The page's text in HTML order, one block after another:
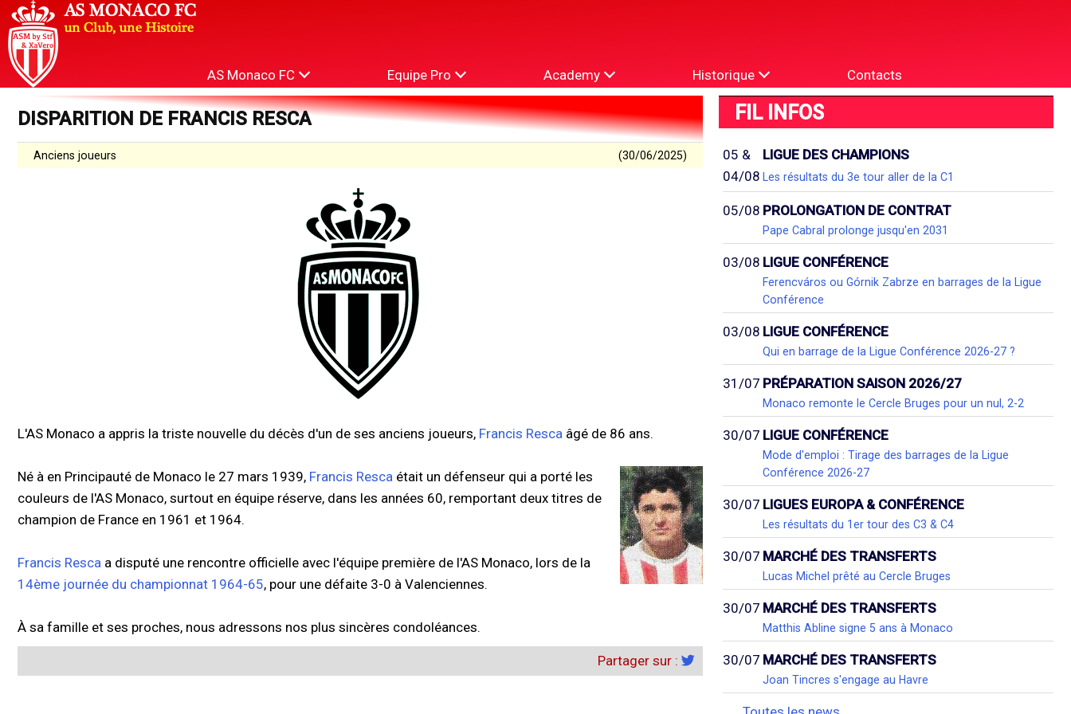
AS Monaco FC Equipe Pro Academy Historique Contacts
DISPARITION DE FRANCIS RESCA
Anciens joueurs (30/06/2025)
L'AS Monaco a appris la triste nouvelle du décès d'un de ses anciens joueurs, Francis Resca âgé de 86 ans.
Né à en Principauté de Monaco le 27 mars 1939, Francis Resca était un défenseur qui a porté les
couleurs de l'AS Monaco, surtout en équipe réserve, dans les années 60, remportant deux titres de
champion de France en 1961 et 1964.
Francis Resca a disputé une rencontre officielle avec l'équipe première de l'AS Monaco, lors de la
14ème journée du championnat 1964-65, pour une défaite 3-0 à Valenciennes.
À sa famille et ses proches, nous adressons nos plus sincères condoléances.
Partager sur :
FIL INFOS
05 &
04/08
LIGUE DES CHAMPIONS
Les résultats du 3e tour aller de la C1
05/08 PROLONGATION DE CONTRAT
Pape Cabral prolonge jusqu'en 2031
03/08 LIGUE CONFÉRENCE
Ferencváros ou Górnik Zabrze en barrages de la Ligue
Conférence
03/08 LIGUE CONFÉRENCE
Qui en barrage de la Ligue Conférence 2026-27 ?
31/07 PRÉPARATION SAISON 2026/27
Monaco remonte le Cercle Bruges pour un nul, 2-2
30/07 LIGUE CONFÉRENCE
Mode d'emploi : Tirage des barrages de la Ligue
Conférence 2026-27
30/07 LIGUES EUROPA & CONFÉRENCE
Les résultats du 1er tour des C3 & C4
30/07 MARCHÉ DES TRANSFERTS
Lucas Michel prêté au Cercle Bruges
30/07 MARCHÉ DES TRANSFERTS
Matthis Abline signe 5 ans à Monaco
30/07 MARCHÉ DES TRANSFERTS
Joan Tincres s'engage au Havre